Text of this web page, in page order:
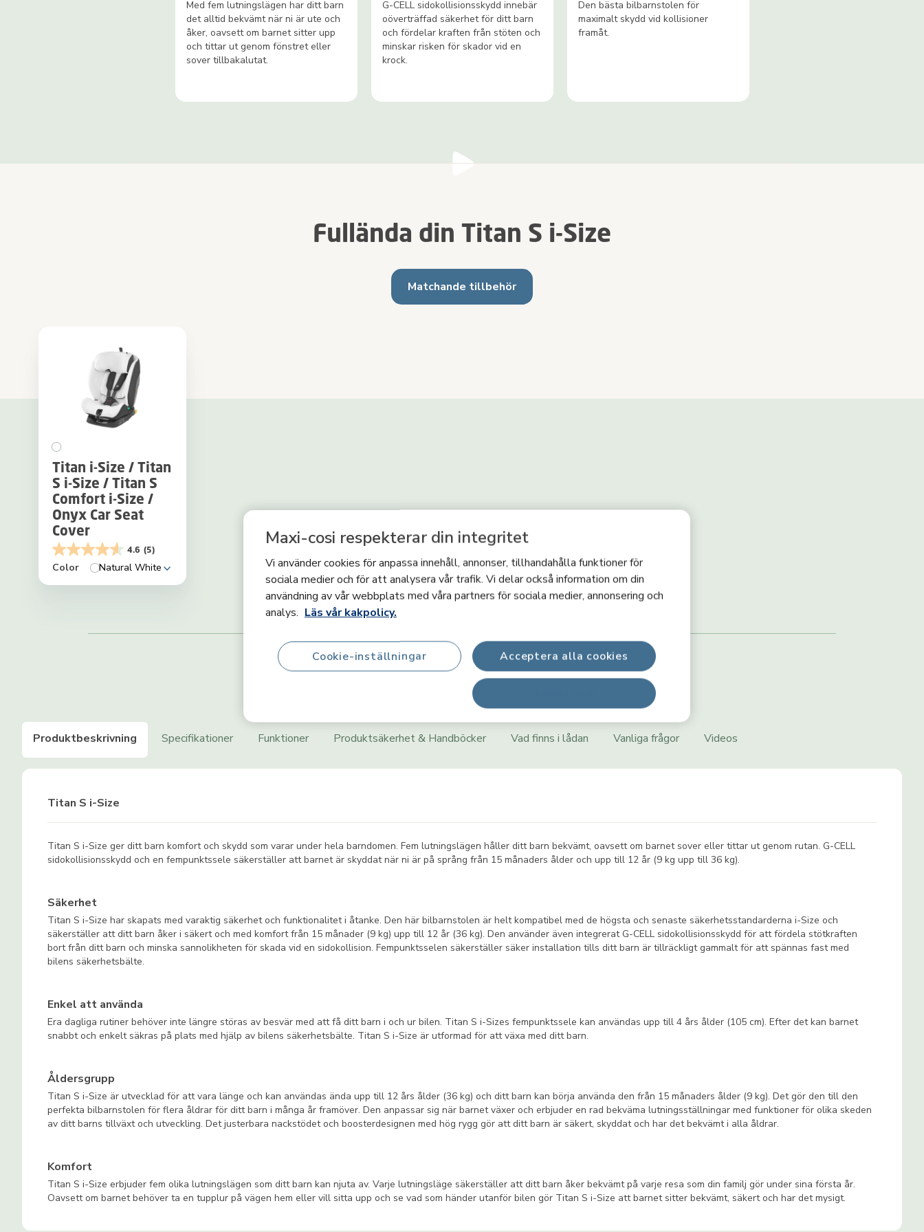
Maxi-cosi respekterar din integritet
Vi använder cookies för anpassa innehåll, annonser, tillhandahålla funktioner för
sociala medier och för att analysera vår trafik. Vi delar också information om din
användning av vår webbplats med våra partners för sociala medier, annonsering och
analys. Läs vår kakpolicy.
Acceptera alla cookies
Cookie-inställningar
Produktinformation
Produktbeskrivning
Titan S i-Size
Titan S i-Size ger ditt barn komfort och skydd som varar under hela barndomen. Fem lutningslägen håller ditt barn bekvämt, oavsett om barnet sover eller tittar ut genom rutan. G-CELL
sidokollisionsskydd och en fempunktssele säkerställer att barnet är skyddat när ni är på språng från 15 månaders ålder och upp till 12 år (9 kg upp till 36 kg).
Säkerhet
Titan S i-Size har skapats med varaktig säkerhet och funktionalitet i åtanke. Den här bilbarnstolen är helt kompatibel med de högsta och senaste säkerhetsstandarderna i-Size och
säkerställer att ditt barn åker i säkert och med komfort från 15 månader (9 kg) upp till 12 år (36 kg). Den använder även integrerat G-CELL sidokollisionsskydd för att fördela stötkraften
bort från ditt barn och minska sannolikheten för skada vid en sidokollision. Fempunktsselen säkerställer säker installation tills ditt barn är tillräckligt gammalt för att spännas fast med
bilens säkerhetsbälte.
Enkel att använda
Era dagliga rutiner behöver inte längre störas av besvär med att få ditt barn i och ur bilen. Titan S i-Sizes fempunktssele kan användas upp till 4 års ålder (105 cm). Efter det kan barnet
snabbt och enkelt säkras på plats med hjälp av bilens säkerhetsbälte. Titan S i-Size är utformad för att växa med ditt barn.
Åldersgrupp
Titan S i-Size är utvecklad för att vara länge och kan användas ända upp till 12 års ålder (36 kg) och ditt barn kan börja använda den från 15 månaders ålder (9 kg). Det gör den till den
perfekta bilbarnstolen för flera åldrar för ditt barn i många år framöver. Den anpassar sig när barnet växer och erbjuder en rad bekväma lutningsställningar med funktioner för olika skeden
av ditt barns tillväxt och utveckling. Det justerbara nackstödet och boosterdesignen med hög rygg gör att ditt barn är säkert, skyddat och har det bekvämt i alla åldrar.
Komfort
Titan S i-Size erbjuder fem olika lutningslägen som ditt barn kan njuta av. Varje lutningsläge säkerställer att ditt barn åker bekvämt på varje resa som din familj gör under sina första år.
Oavsett om barnet behöver ta en tupplur på vägen hem eller vill sitta upp och se vad som händer utanför bilen gör Titan S i-Size att barnet sitter bekvämt, säkert och har det mysigt.
Specifikationer Funktioner Produktsäkerhet & Handböcker Vad finns i lådan Vanliga frågor Videos
Med fem lutningslägen har ditt barn
det alltid bekvämt när ni är ute och
åker, oavsett om barnet sitter upp
och tittar ut genom fönstret eller
sover tillbakalutat.
G-CELL sidokollisionsskydd innebär
oöverträffad säkerhet för ditt barn
och fördelar kraften från stöten och
minskar risken för skador vid en
krock.
Den bästa bilbarnstolen för
maximalt skydd vid kollisioner
framåt.
Fullända din Titan S i-Size
Matchande tillbehör
Titan i-Size / Titan
S i-Size / Titan S
Comfort i-Size /
Onyx Car Seat
Cover
4.6 (5)
Color Natural White